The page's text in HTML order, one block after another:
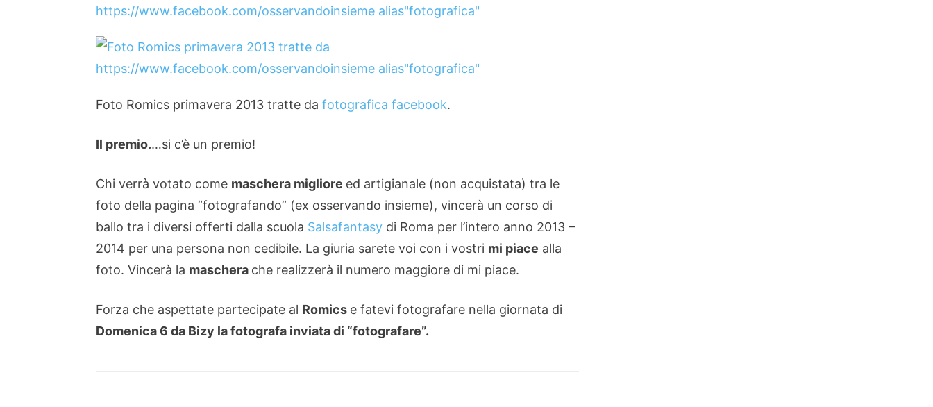
Foto Romics primavera 2013 tratte da fotografica facebook.
Il premio.…si c’è un premio!
Chi verrà votato come maschera migliore ed artigianale (non acquistata) tra le
foto della pagina “fotografando” (ex osservando insieme), vincerà un corso di
ballo tra i diversi offerti dalla scuola Salsafantasy di Roma per l’intero anno 2013 –
2014 per una persona non cedibile. La giuria sarete voi con i vostri mi piace alla
foto. Vincerà la maschera che realizzerà il numero maggiore di mi piace.
Forza che aspettate partecipate al Romics e fatevi fotografare nella giornata di
Domenica 6 da Bizy la fotografa inviata di “fotografare”.